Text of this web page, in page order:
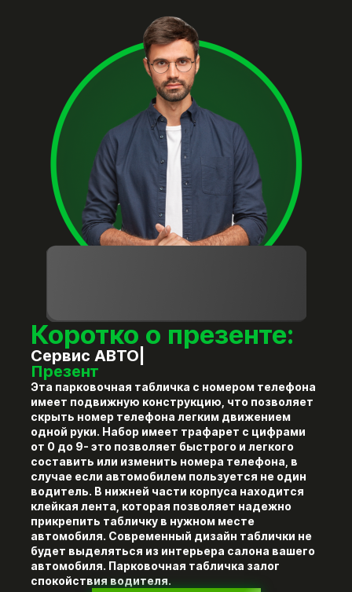
Коротко о презенте:
Сервис АВТО|
Презент
Эта парковочная табличка с номером телефона
имеет подвижную конструкцию, что позволяет
скрыть номер телефона легким движением
одной руки. Набор имеет трафарет с цифрами
от 0 до 9- это позволяет быстрого и легкого
составить или изменить номера телефона, в
случае если автомобилем пользуется не один
водитель. В нижней части корпуса находится
клейкая лента, которая позволяет надежно
прикрепить табличку в нужном месте
автомобиля. Современный дизайн таблички не
будет выделяться из интерьера салона вашего
автомобиля. Парковочная табличка залог
спокойствия водителя.